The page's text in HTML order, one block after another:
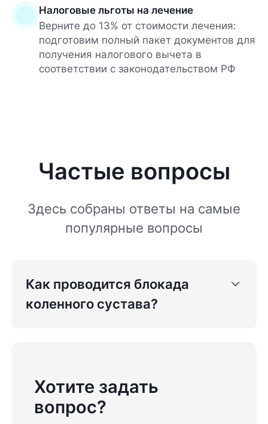
Налоговые льготы на лечение
Верните до 13% от стоимости лечения:
подготовим полный пакет документов для
получения налогового вычета в
соответствии с законодательством РФ
Частые вопросы
Здесь собраны ответы на самые
популярные вопросы
Как проводится блокада
коленного сустава?
Хотите задать
вопрос?